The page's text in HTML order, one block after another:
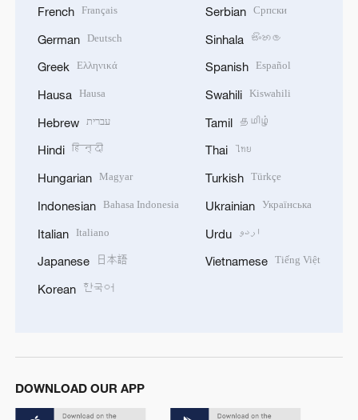
French Français
German Deutsch
Greek Ελληνικά
Hausa Hausa
Hebrew עברית
Hindi हिन्दी
Hungarian Magyar
Indonesian Bahasa Indonesia
Italian Italiano
Japanese 日本語
Korean 한국어
Serbian Српски
Sinhala සිංහල
Spanish Español
Swahili Kiswahili
Tamil தமிழ்
Thai ไทย
Turkish Türkçe
Ukrainian Українська
Urdu اردو
Vietnamese Tiếng Việt
DOWNLOAD OUR APP